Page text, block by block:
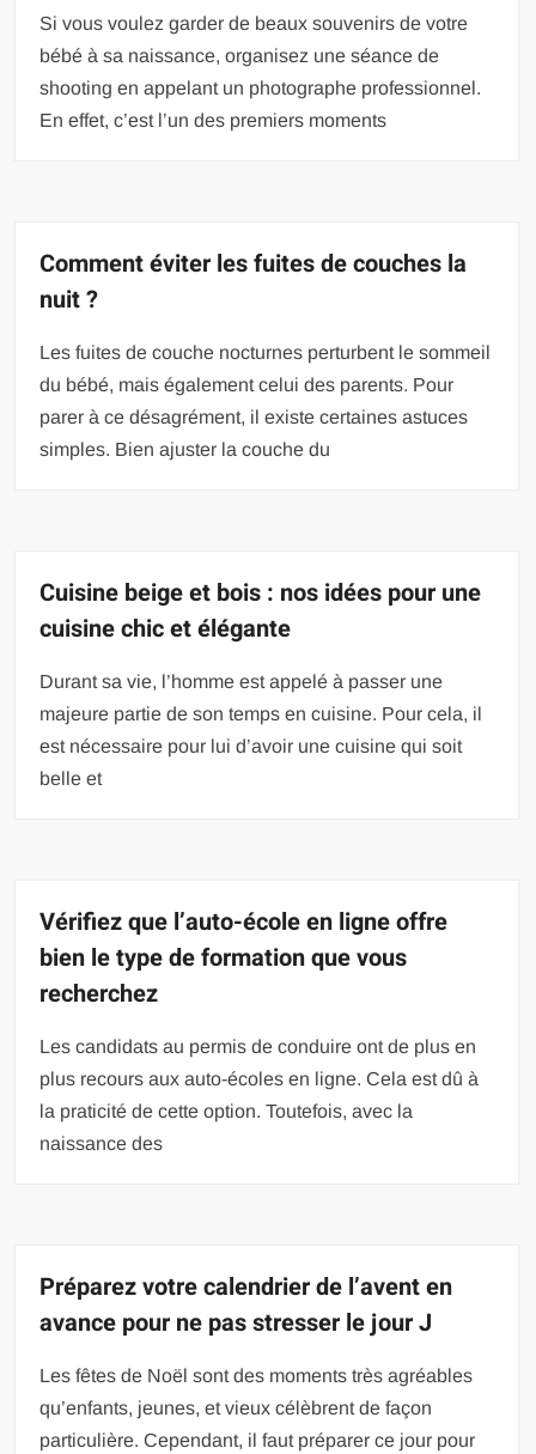
Si vous voulez garder de beaux souvenirs de votre
bébé à sa naissance, organisez une séance de
shooting en appelant un photographe professionnel.
En effet, c’est l’un des premiers moments
Comment éviter les fuites de couches la
nuit ?
Les fuites de couche nocturnes perturbent le sommeil
du bébé, mais également celui des parents. Pour
parer à ce désagrément, il existe certaines astuces
simples. Bien ajuster la couche du
Cuisine beige et bois : nos idées pour une
cuisine chic et élégante
Durant sa vie, l’homme est appelé à passer une
majeure partie de son temps en cuisine. Pour cela, il
est nécessaire pour lui d’avoir une cuisine qui soit
belle et
Vérifiez que l’auto-école en ligne offre
bien le type de formation que vous
recherchez
Les candidats au permis de conduire ont de plus en
plus recours aux auto-écoles en ligne. Cela est dû à
la praticité de cette option. Toutefois, avec la
naissance des
Préparez votre calendrier de l’avent en
avance pour ne pas stresser le jour J
Les fêtes de Noël sont des moments très agréables
qu’enfants, jeunes, et vieux célèbrent de façon
particulière. Cependant, il faut préparer ce jour pour